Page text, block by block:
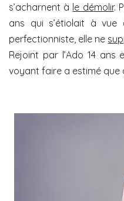
s’acharnent à le démolir.
ans qui s’étiolait à vue
perfectionniste, elle ne
Rejoint par l’Ado 14 ans
voyant faire a estimé que